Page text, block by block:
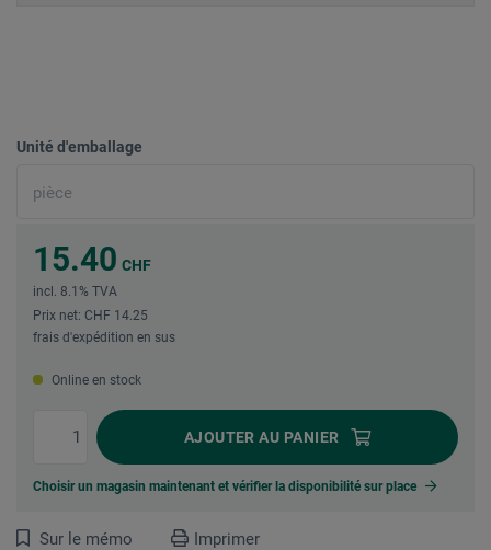
Unité d'emballage
15.40 CHF
incl. 8.1% TVA
Prix net: CHF 14.25
frais d'expédition en sus
Online en stock
AJOUTER AU PANIER
Choisir un magasin maintenant et vérifier la disponibilité sur place
Sur le mémo Imprimer